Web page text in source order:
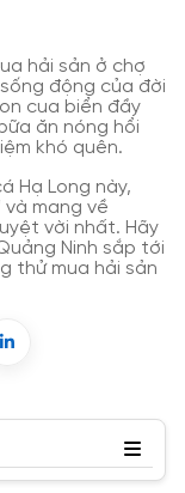
hải sản ở chợ
động của đời
cua biển đầy
ăn nóng hổi
khó quên.
Hạ Long này,
và mang về
vời nhất. Hãy
Ninh sắp tới
thử mua hải sản